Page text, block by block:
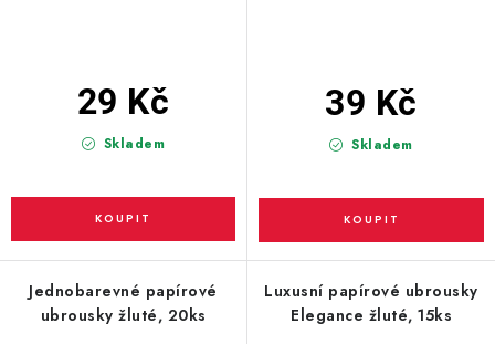
Skladem
29 Kč
Skladem
39 Kč
Jednobarevné papírové
ubrousky žluté, 20ks
Luxusní papírové ubrousky
Elegance žluté, 15ks